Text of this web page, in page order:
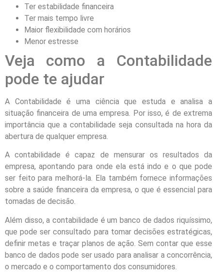
Ter estabilidade financeira
Ter mais tempo livre
Maior flexibilidade com horários
Menor estresse
Veja como a Contabilidade
pode te ajudar
A Contabilidade é uma ciência que estuda e analisa a
situação financeira de uma empresa. Por isso, é de extrema
importância que a contabilidade seja consultada na hora da
abertura de qualquer empresa.
A contabilidade é capaz de mensurar os resultados da
empresa, apontando para onde ela está indo e o que pode
ser feito para melhorá-la. Ela também fornece informações
sobre a saúde financeira da empresa, o que é essencial para
tomadas de decisão.
Além disso, a contabilidade é um banco de dados riquíssimo,
que pode ser consultado para tomar decisões estratégicas,
definir metas e traçar planos de ação. Sem contar que esse
banco de dados pode ser usado para analisar a concorrência,
o mercado e o comportamento dos consumidores.